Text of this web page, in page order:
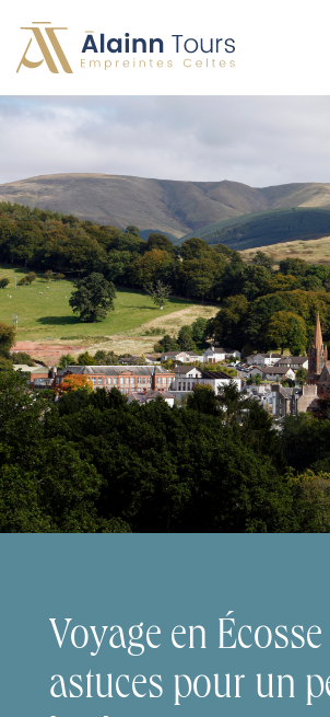
Irlande
Écosse
Pays de Galles
Angleterre
Voyage en Écosse
astuces pour un